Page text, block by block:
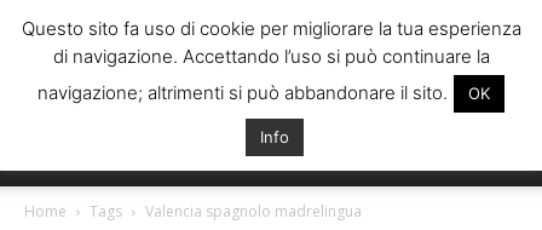
Italiani
Home Tags Valencia spagnolo madrelingua
Questo sito fa uso di cookie per migliorare la tua esperienza
di navigazione. Accettando l’uso si può continuare la
navigazione; altrimenti si può abbandonare il sito.
OK
Info